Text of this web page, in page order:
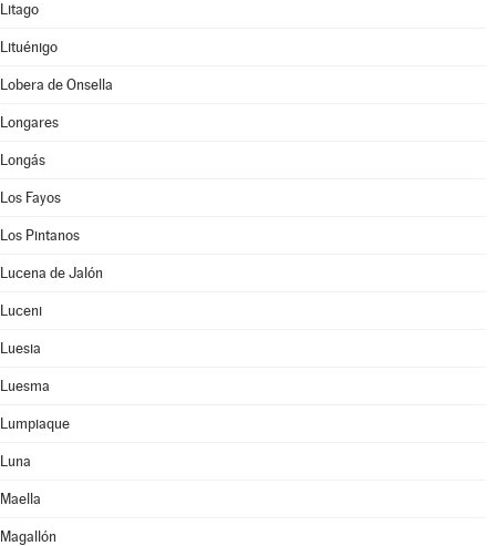
Litago
Lituénigo
Lobera de Onsella
Longares
Longás
Los Fayos
Los Pintanos
Lucena de Jalón
Luceni
Luesia
Luesma
Lumpiaque
Luna
Maella
Magallón